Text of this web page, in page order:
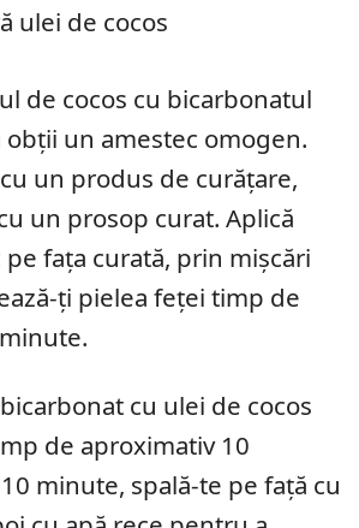
ulei de cocos
de cocos cu bicarbonatul
un amestec omogen.
un produs de curățare,
un prosop curat. Aplică
pe fața curată, prin mișcări
ți pielea feței timp de
cu ulei de cocos
de aproximativ 10
minute, spală-te pe față cu